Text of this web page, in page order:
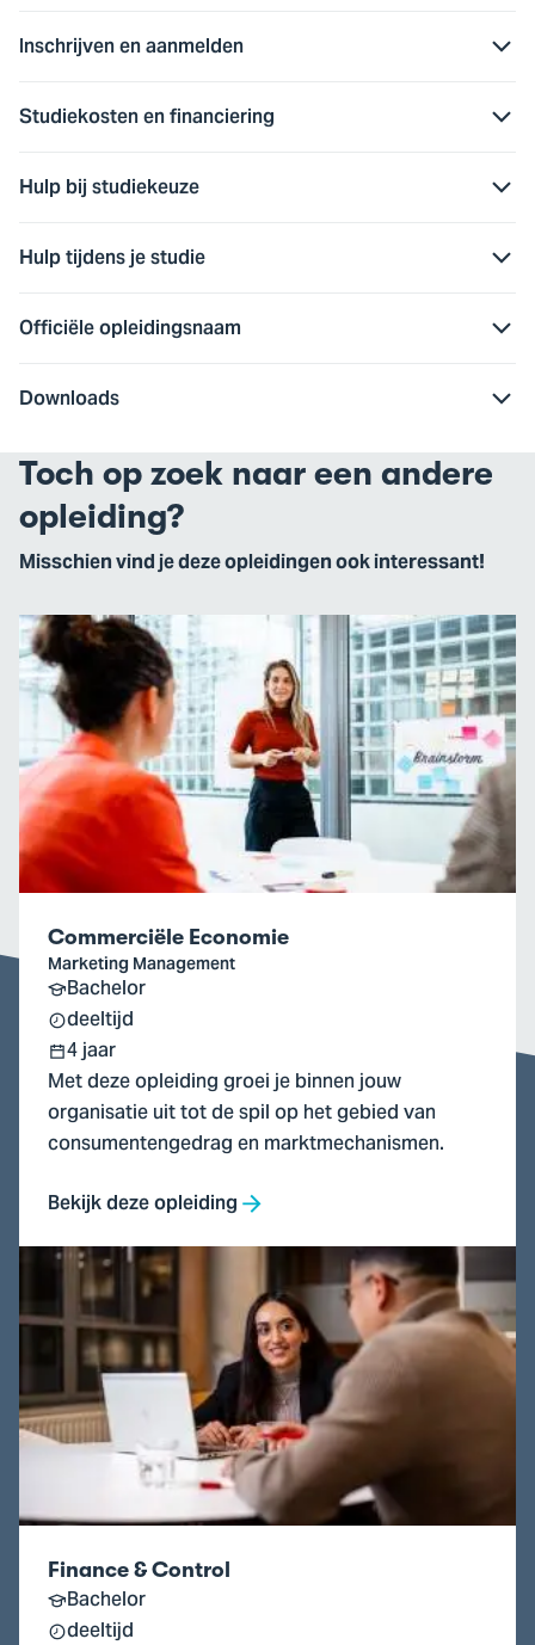
Inschrijven en aanmelden
Studiekosten en financiering
Hulp bij studiekeuze
Hulp tijdens je studie
Officiële opleidingsnaam
Downloads
Toch op zoek naar een andere
opleiding?
Misschien vind je deze opleidingen ook interessant!
Ga
naar
Commerciële
Economie
Commerciële Economie
Marketing Management
Bachelor
deeltijd
4 jaar
Met deze opleiding groei je binnen jouw
organisatie uit tot de spil op het gebied van
consumentengedrag en marktmechanismen.
Bekijk deze opleiding
Finance
Control
Finance & Control
Bachelor
deeltijd